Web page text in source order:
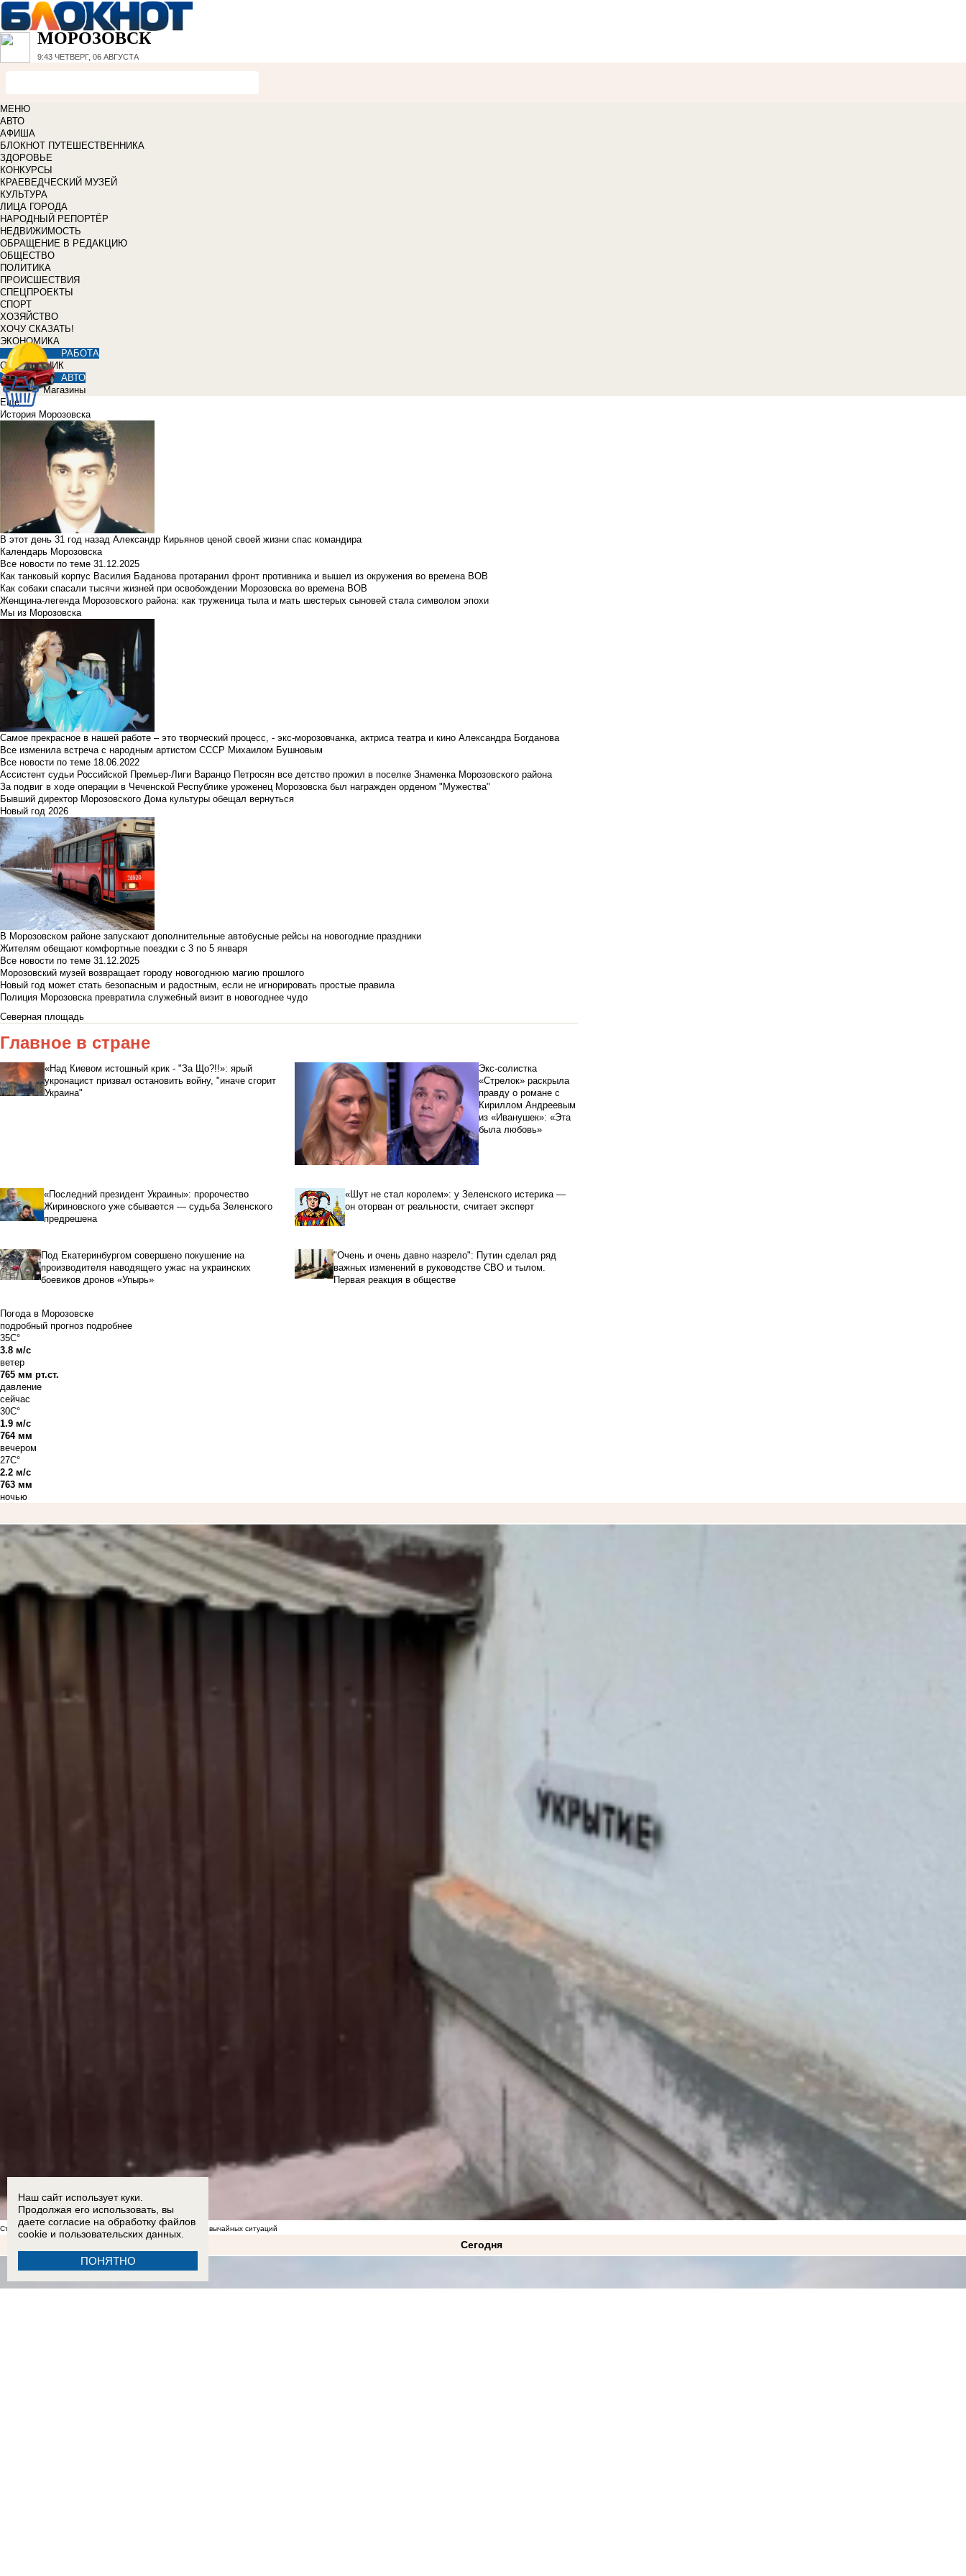
МОРОЗОВСК
9:43 ЧЕТВЕРГ, 06 АВГУСТА
МЕНЮ
АВТО
АФИША
БЛОКНОТ ПУТЕШЕСТВЕННИКА
ЗДОРОВЬЕ
КОНКУРСЫ
КРАЕВЕДЧЕСКИЙ МУЗЕЙ
КУЛЬТУРА
ЛИЦА ГОРОДА
НАРОДНЫЙ РЕПОРТЁР
НЕДВИЖИМОСТЬ
ОБРАЩЕНИЕ В РЕДАКЦИЮ
ОБЩЕСТВО
ПОЛИТИКА
ПРОИСШЕСТВИЯ
СПЕЦПРОЕКТЫ
СПОРТ
ХОЗЯЙСТВО
ХОЧУ СКАЗАТЬ!
ЭКОНОМИКА
РАБОТА
СПРАВОЧНИК
АВТО
Магазины
Еще
История Морозовска
В этот день 31 год назад Александр Кирьянов ценой своей жизни спас командира
Календарь Морозовска
Все новости по теме 31.12.2025
Как танковый корпус Василия Баданова протаранил фронт противника и вышел из окружения во времена ВОВ
Как собаки спасали тысячи жизней при освобождении Морозовска во времена ВОВ
Женщина-легенда Морозовского района: как труженица тыла и мать шестерых сыновей стала символом эпохи
Мы из Морозовска
Самое прекрасное в нашей работе – это творческий процесс, - экс-морозовчанка, актриса театра и кино Александра Богданова
Все изменила встреча с народным артистом СССР Михаилом Бушновым
Все новости по теме 18.06.2022
Ассистент судьи Российской Премьер-Лиги Варанцо Петросян все детство прожил в поселке Знаменка Морозовского района
За подвиг в ходе операции в Чеченской Республике уроженец Морозовска был награжден орденом "Мужества"
Бывший директор Морозовского Дома культуры обещал вернуться
Новый год 2026
В Морозовском районе запускают дополнительные автобусные рейсы на новогодние праздники
Жителям обещают комфортные поездки с 3 по 5 января
Все новости по теме 31.12.2025
Морозовский музей возвращает городу новогоднюю магию прошлого
Новый год может стать безопасным и радостным, если не игнорировать простые правила
Полиция Морозовска превратила служебный визит в новогоднее чудо
Северная площадь
Главное в стране
«Над Киевом истошный крик - "За Що?!!»: ярый
укронацист призвал остановить войну, "иначе сгорит
Украина"
Экс-солистка
«Стрелок» раскрыла
правду о романе с
Кириллом Андреевым
из «Иванушек»: «Эта
была любовь»
«Последний президент Украины»: пророчество
Жириновского уже сбывается — судьба Зеленского
предрешена
«Шут не стал королем»: у Зеленского истерика —
он оторван от реальности, считает эксперт
Под Екатеринбургом совершено покушение на
производителя наводящего ужас на украинских
боевиков дронов «Упырь»
"Очень и очень давно назрело": Путин сделал ряд
важных изменений в руководстве СВО и тылом.
Первая реакция в обществе
Погода в Морозовске
подробный прогноз подробнее
35C°
3.8 м/с
ветер
765 мм рт.ст.
давление
сейчас
30C°
1.9 м/с
764 мм
вечером
27C°
2.2 м/с
763 мм
ночью
Стал известен список укрытий в Морозовске на случай чрезвычайных ситуаций
Сегодня
Наш сайт использует куки.
Продолжая его использовать, вы
даете согласие на обработку файлов
cookie и пользовательских данных.
ПОНЯТНО